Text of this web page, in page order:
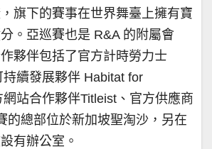
旗下的賽事在世界舞臺上擁有寶
。亞巡賽也是 R&A 的附屬會
夥伴包括了官方計時勞力士
續發展夥伴 Habitat for
站合作夥伴Titleist、官方供應商
的總部位於新加坡聖淘沙，另在
有辦公室。